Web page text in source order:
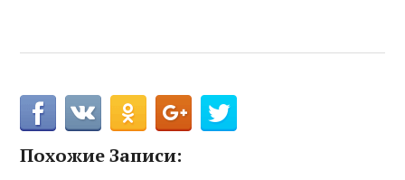
Похожие Записи: